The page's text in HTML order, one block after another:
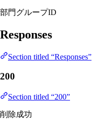
部門グループID
Responses
Section titled “Responses”
200
Section titled “200”
削除成功